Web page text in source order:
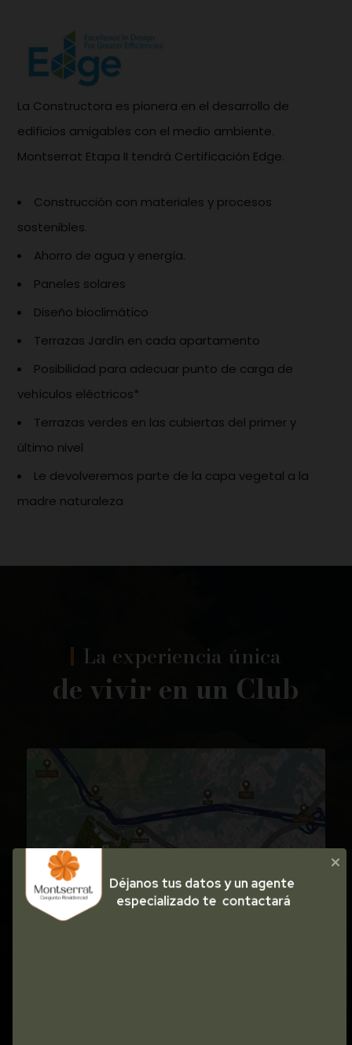
La Constructora es pionera en el desarrollo de
edificios amigables con el medio ambiente.
Montserrat Etapa II tendrá Certificación Edge.
Construcción con materiales y procesos
sostenibles.
Ahorro de agua y energía.
Paneles solares
Diseño bioclimático
Terrazas Jardín en cada apartamento
Posibilidad para adecuar punto de carga de
vehículos eléctricos*
Terrazas verdes en las cubiertas del primer y
último nivel
Le devolveremos parte de la capa vegetal a la
madre naturaleza
La experiencia única
de vivir en un Club
Déjanos tus datos y un agente
especializado te  contactará